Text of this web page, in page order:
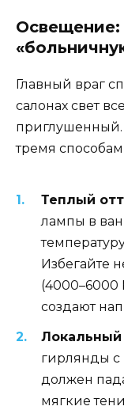
Освещение:
Главный враг
салонах свет
приглушенный.
тремя
Теплый
лампы в
Избегайте
(4000–6000
создают
Локальный
гирлянды с
должен
мягкие